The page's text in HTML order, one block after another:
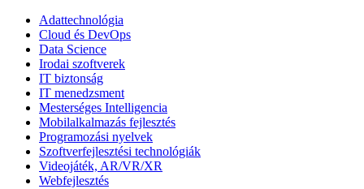
Adattechnológia
Cloud és DevOps
Data Science
Irodai szoftverek
IT biztonság
IT menedzsment
Mesterséges Intelligencia
Mobilalkalmazás fejlesztés
Programozási nyelvek
Szoftverfejlesztési technológiák
Videojáték, AR/VR/XR
Webfejlesztés